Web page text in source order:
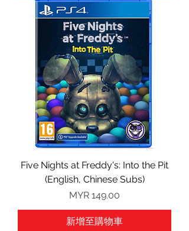
Five Nights at Freddy's: Into the Pit
(English, Chinese Subs)
價格
MYR 149.00
新增至購物車